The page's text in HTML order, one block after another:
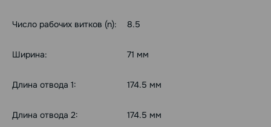
Число рабочих витков (n): 8.5
Ширина: 71 мм
Длина отвода 1: 174.5 мм
Длина отвода 2: 174.5 мм